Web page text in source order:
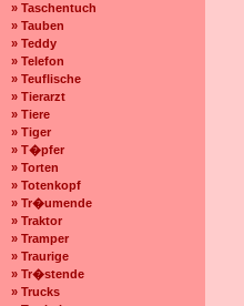
» Taschentuch
» Tauben
» Teddy
» Telefon
» Teuflische
» Tierarzt
» Tiere
» Tiger
» T�pfer
» Torten
» Totenkopf
» Tr�umende
» Traktor
» Tramper
» Traurige
» Tr�stende
» Trucks